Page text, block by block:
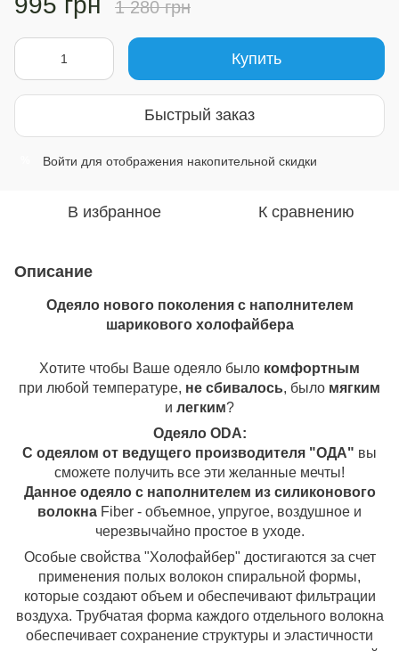
1 280 грн
Купить
Быстрый заказ
Войти для отображения накопительной скидки
В избранное К сравнению
Описание
Одеяло нового поколения с наполнителем
шарикового холофайбера
Хотите чтобы Ваше одеяло было комфортным
при любой температуре, не сбивалось, было мягким
и легким?
Одеяло ОDA:
С одеялом от ведущего производителя "ОДА" вы
сможете получить все эти желанные мечты!
Данное одеяло с наполнителем из силиконового
волокна Fiber - объемное, упругое, воздушное и
черезвычайно простое в уходе.
Особые свойства "Холофайбер" достигаются за счет
применения полых волокон спиральной формы,
которые создают объем и обеспечивают фильтрации
воздуха. Трубчатая форма каждого отдельного волокна
обеспечивает сохранение структуры и эластичности